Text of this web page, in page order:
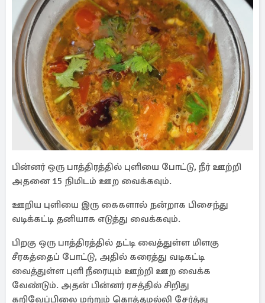
பின்னர் ஒரு பாத்திரத்தில் புளியை போட்டு, நீர் ஊற்றி
அதனை 15 நிமிடம் ஊற வைக்கவும்.
ஊறிய புளியை இரு கைகளால் நன்றாக பிசைந்து
வடிக்கட்டி தனியாக எடுத்து வைக்கவும்.
பிறகு ஒரு பாத்திரத்தில் தட்டி வைத்துள்ள மிளகு
சீரகத்தைப் போட்டு, அதில் கரைத்து வடிகட்டி
வைத்துள்ள புளி நீரையும் ஊற்றி ஊற வைக்க
வேண்டும். அதன் பின்னர் ரசத்தில் சிறிது
கறிவேப்பிலை மற்றும் கொத்தமல்லி சேர்த்து